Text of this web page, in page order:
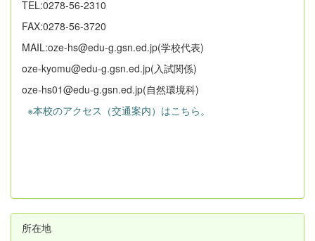
TEL:0278-56-2310
FAX:0278-56-3720
MAIL:oze-hs@edu-g.gsn.ed.jp(学校代表)
oze-kyomu@edu-g.gsn.ed.jp(入試関係)
oze-hs01@edu-g.gsn.ed.jp(自然環境科)
※本校のアクセス（交通案内）はこちら。
所在地